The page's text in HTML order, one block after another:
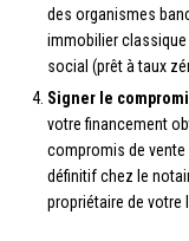
des organismes
immobilier classique
social (prêt à taux
Signer le
votre financement
compromis de
définitif chez le
propriétaire de votre